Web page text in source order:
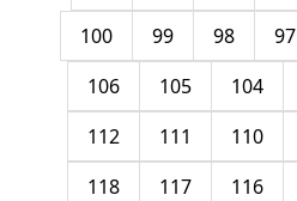
97
98
99
100
104
105
106
110
111
112
116
117
118